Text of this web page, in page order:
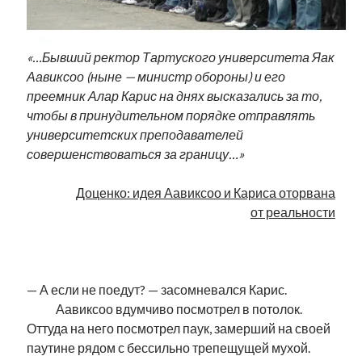
«…Бывший ректор Тартуского университета Яак
Аавиксоо (ныне — министр обороны) и его
преемник Алар Карис на днях высказались за то,
чтобы в принудительном порядке отправлять
университетских преподавателей
совершенствоваться за границу…»
Доценко: идея Аавиксоо и Кариса оторвана
от реальности
— А если не поедут? — засомневался Карис.
………Аавиксоо вдумчиво посмотрел в потолок.
Оттуда на него посмотрел паук, замерший на своей
паутине рядом с бессильно трепещущей мухой.